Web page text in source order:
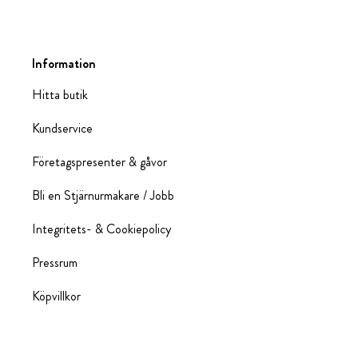
Information
Hitta butik
Kundservice
Företagspresenter & gåvor
Bli en Stjärnurmakare / Jobb
Integritets- & Cookiepolicy
Pressrum
Köpvillkor